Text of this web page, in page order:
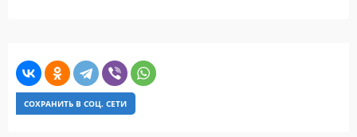
СОХРАНИТЬ В СОЦ. СЕТИ